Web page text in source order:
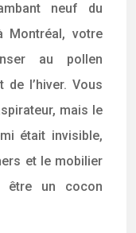
neuf du
Montréal, votre
au pollen
l’hiver. Vous
mais le
était invisible,
et le mobilier
être un cocon